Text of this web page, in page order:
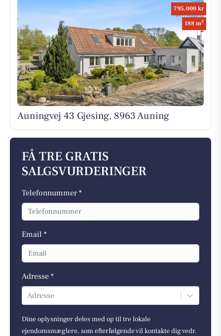
795.000 kr
188 m2
Auningvej 43 Gjesing, 8963 Auning
FÅ TRE GRATIS
SALGSVURDERINGER
Telefonnummer *
Email *
Adresse *
Adresse
Dine oplysninger deles med op til tre lokale
ejendomsmæglere, som efterfølgende vil kontakte dig vedr.